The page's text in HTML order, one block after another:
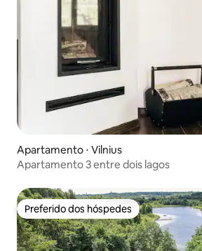
Apartamento ⋅ Vilnius
Apartamento 3 entre dois lagos
Preferido dos hóspedes
Preferido dos hóspedes